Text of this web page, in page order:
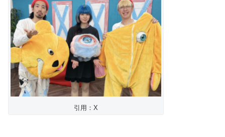
引用：X